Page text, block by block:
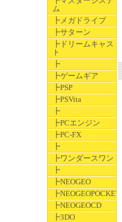
ム
┣メガドライブ
┣サターン
┣ドリームキャス
ト
┣
┣ゲームギア
┣PSP
┣PSVita
┣
┣PCエンジン
┣PC-FX
┣
┣ワンダースワン
┣
┣NEOGEO
┣NEOGEOPOCKET
┣NEOGEOCD
┣3DO